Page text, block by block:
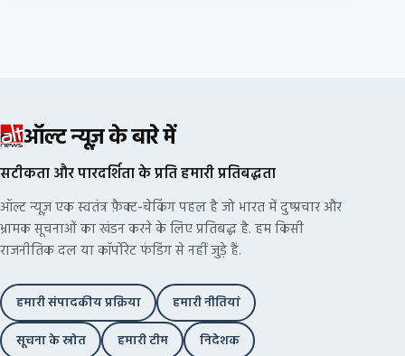
ऑल्ट न्यूज़ के बारे में
सटीकता और पारदर्शिता के प्रति हमारी प्रतिबद्धता
ऑल्ट न्यूज़ एक स्वतंत्र फ़ैक्ट-चेकिंग पहल है जो भारत में दुष्प्रचार और
भ्रामक सूचनाओं का खंडन करने के लिए प्रतिबद्ध है. हम किसी
राजनीतिक दल या कॉर्पोरेट फंडिंग से नहीं जुड़े हैं.
हमारी संपादकीय प्रक्रिया
हमारी नीतियां
सूचना के स्रोत
हमारी टीम निदेशक